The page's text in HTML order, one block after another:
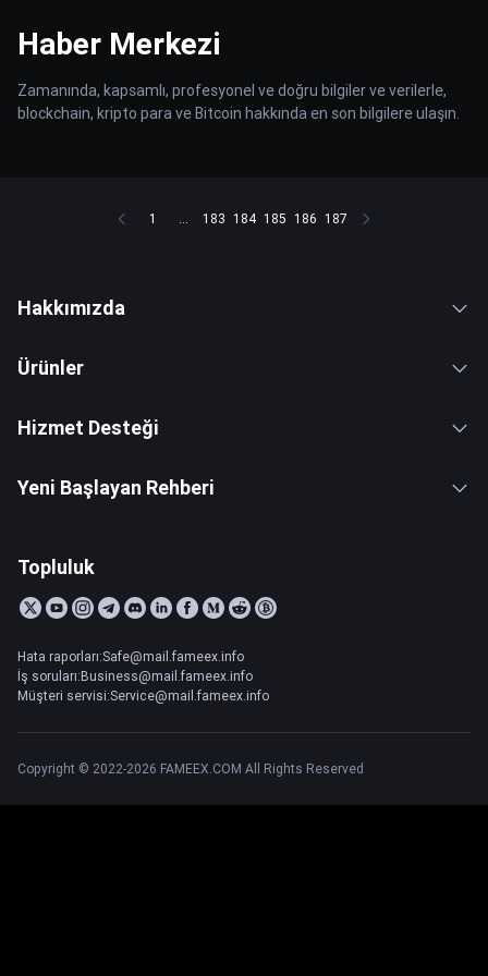
Haber Merkezi
Zamanında, kapsamlı, profesyonel ve doğru bilgiler ve verilerle,
blockchain, kripto para ve Bitcoin hakkında en son bilgilere ulaşın.
1 ... 183 184 185 186 187
Hakkımızda
Ürünler
Hizmet Desteği
Yeni Başlayan Rehberi
Topluluk
Hata raporları:Safe@mail.fameex.info
İş soruları:Business@mail.fameex.info
Müşteri servisi:Service@mail.fameex.info
Copyright © 2022-2026 FAMEEX.COM All Rights Reserved